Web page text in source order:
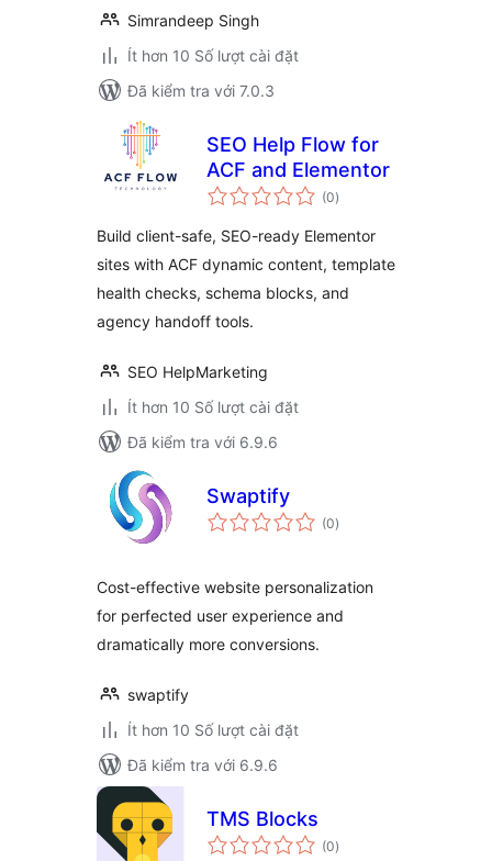
Simrandeep Singh
Ít hơn 10 Số lượt cài đặt
Đã kiểm tra với 7.0.3
SEO Help Flow for
ACF and Elementor
(0tổng
đánh
)
Build client-safe, SEO-ready Elementor
sites with ACF dynamic content, template
health checks, schema blocks, and
agency handoff tools.
SEO HelpMarketing
Ít hơn 10 Số lượt cài đặt
Đã kiểm tra với 6.9.6
Swaptify
(0tổng
đánh
)
Cost-effective website personalization
for perfected user experience and
dramatically more conversions.
swaptify
Ít hơn 10 Số lượt cài đặt
Đã kiểm tra với 6.9.6
TMS Blocks
(0tổng
đánh
)